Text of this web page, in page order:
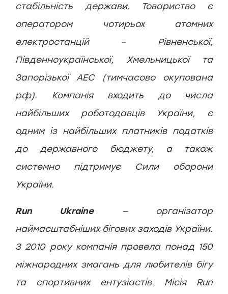
стабільність держави. Товариство є
оператором чотирьох атомних
електростанцій – Рівненської,
Південноукраїнської, Хмельницької та
Запорізької АЕС (тимчасово окупована
рф). Компанія входить до числа
найбільших роботодавців України, є
одним із найбільших платників податків
до державного бюджету, а також
системно підтримує Сили оборони
України.
Run Ukraine
— організатор
наймасштабніших бігових заходів України.
З 2010 року компанія провела понад 150
міжнародних змагань для любителів бігу
та спортивних ентузіастів. Місія Run